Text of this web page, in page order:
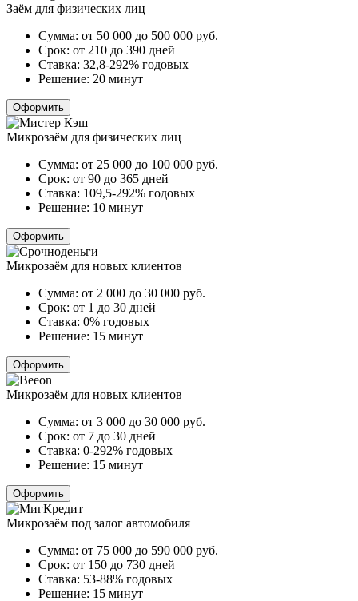
Заём для физических лиц
Сумма: от 50 000 до 500 000 руб.
Срок: от 210 до 390 дней
Ставка: 32,8-292% годовых
Решение: 20 минут
Оформить
Микрозаём для физических лиц
Сумма: от 25 000 до 100 000 руб.
Срок: от 90 до 365 дней
Ставка: 109,5-292% годовых
Решение: 10 минут
Оформить
Микрозаём для новых клиентов
Сумма: от 2 000 до 30 000 руб.
Срок: от 1 до 30 дней
Ставка: 0% годовых
Решение: 15 минут
Оформить
Микрозаём для новых клиентов
Сумма: от 3 000 до 30 000 руб.
Срок: от 7 до 30 дней
Ставка: 0-292% годовых
Решение: 15 минут
Оформить
Микрозаём под залог автомобиля
Сумма: от 75 000 до 590 000 руб.
Срок: от 150 до 730 дней
Ставка: 53-88% годовых
Решение: 15 минут